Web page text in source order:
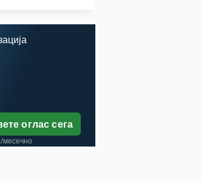
оглас сега
месечно